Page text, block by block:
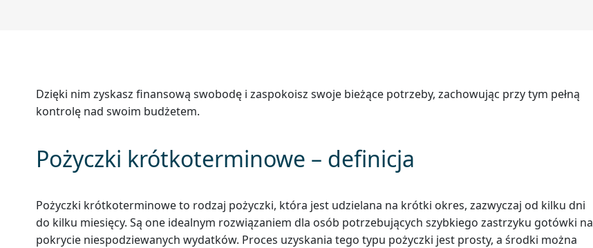
Dzięki nim zyskasz finansową swobodę i zaspokoisz swoje bieżące potrzeby, zachowując przy tym pełną
kontrolę nad swoim budżetem.
Pożyczki krótkoterminowe – definicja
Pożyczki krótkoterminowe to rodzaj pożyczki, która jest udzielana na krótki okres, zazwyczaj od kilku dni
do kilku miesięcy. Są one idealnym rozwiązaniem dla osób potrzebujących szybkiego zastrzyku gotówki na
pokrycie niespodziewanych wydatków. Proces uzyskania tego typu pożyczki jest prosty, a środki można